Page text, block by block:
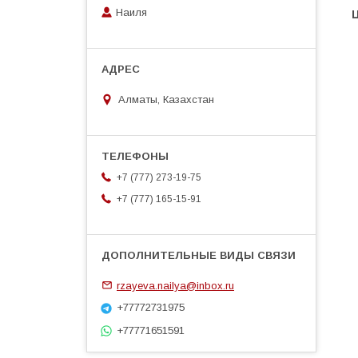
Наиля
Алматы, Казахстан
+7 (777) 273-19-75
+7 (777) 165-15-91
rzayeva.nailya@inbox.ru
+77772731975
+77771651591